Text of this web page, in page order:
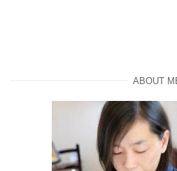
ABOUT